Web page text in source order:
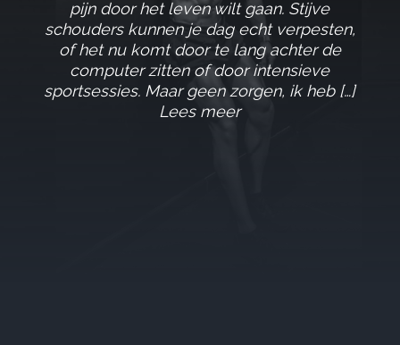
pijn door het leven wilt gaan.​ Stijve
schouders kunnen je dag echt verpesten,
of het nu komt door te lang achter de
computer zitten of door intensieve
sportsessies.​ Maar geen zorgen, ik heb […]
Lees meer